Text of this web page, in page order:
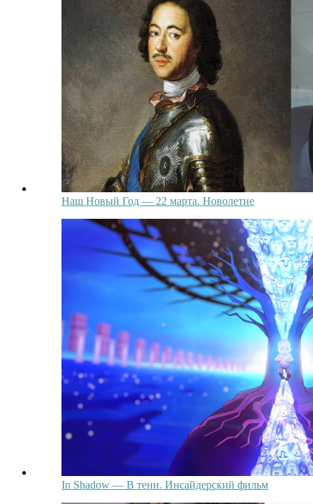
Наш Новый Год — 22 марта. Новолетие
In Shadow — В тени. Инсайдерский фильм